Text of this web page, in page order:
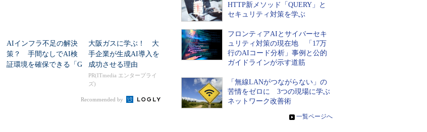
AIインフラ不足の解決
策？ 手間なしでAI検
証環境を確保できる「G
大阪ガスに学ぶ！ 大
手企業が生成AI導入を
成功させる理由
PR(ITmedia エンタープライ
ズ)
Recommended by
HTTP新メソッド「QUERY」と
セキュリティ対策を学ぶ
フロンティアAIとサイバーセキ
ュリティ対策の現在地 「17万
行のAIコード分析」事例と公的
ガイドラインが示す道筋
「無線LANがつながらない」の
苦情をゼロに 3つの現場に学ぶ
ネットワーク改善術
» 一覧ページへ